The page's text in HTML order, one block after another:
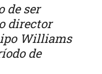
de ser
director
Williams
de